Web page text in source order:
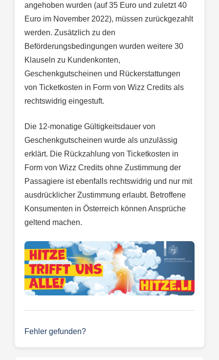
angehoben wurden (auf 35 Euro und zuletzt 40
Euro im November 2022), müssen zurückgezahlt
werden. Zusätzlich zu den
Beförderungsbedingungen wurden weitere 30
Klauseln zu Kundenkonten,
Geschenkgutscheinen und Rückerstattungen
von Ticketkosten in Form von Wizz Credits als
rechtswidrig eingestuft.
Die 12-monatige Gültigkeitsdauer von
Geschenkgutscheinen wurde als unzulässig
erklärt. Die Rückzahlung von Ticketkosten in
Form von Wizz Credits ohne Zustimmung der
Passagiere ist ebenfalls rechtswidrig und nur mit
ausdrücklicher Zustimmung erlaubt. Betroffene
Konsumenten in Österreich können Ansprüche
geltend machen.
Fehler gefunden?